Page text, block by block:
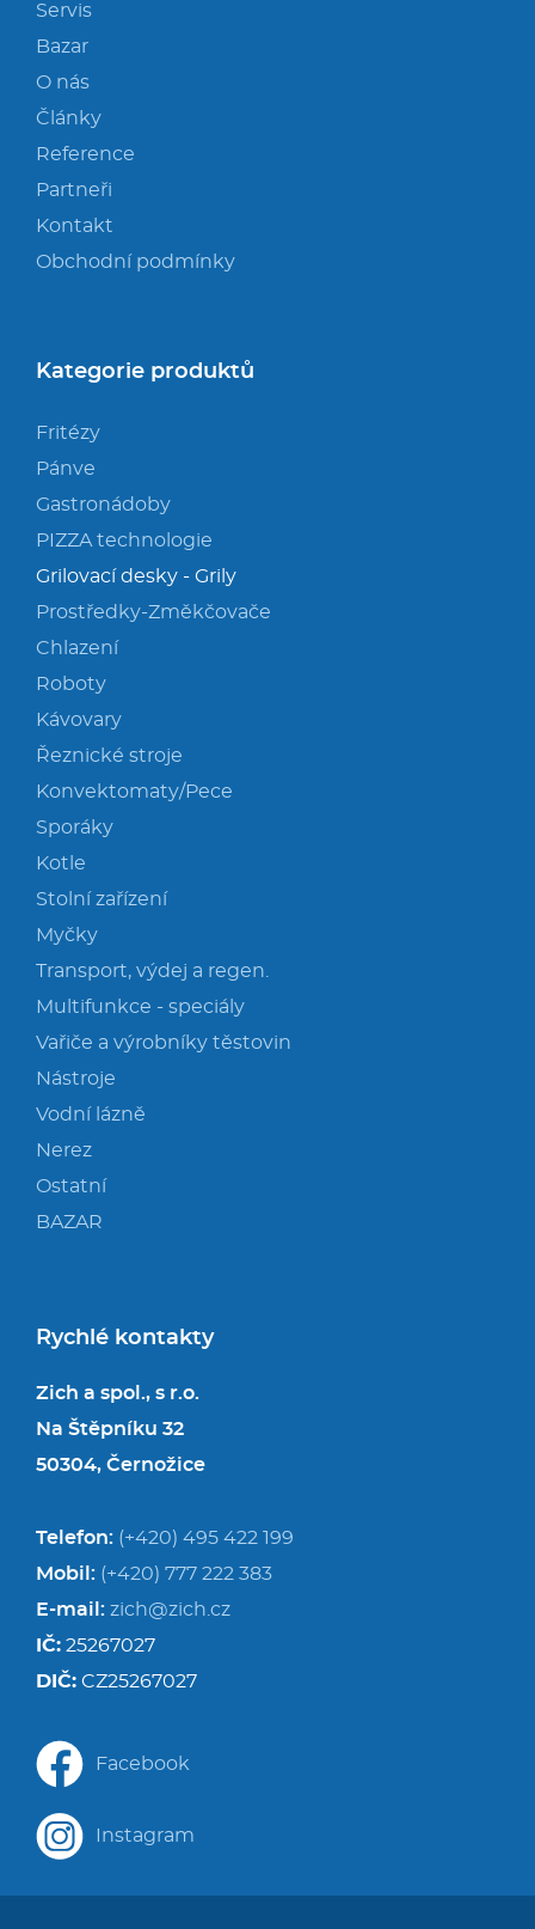
Servis
Bazar
O nás
Články
Reference
Partneři
Kontakt
Obchodní podmínky
Kategorie produktů
Fritézy
Pánve
Gastronádoby
PIZZA technologie
Grilovací desky - Grily
Prostředky-Změkčovače
Chlazení
Roboty
Kávovary
Řeznické stroje
Konvektomaty/Pece
Sporáky
Kotle
Stolní zařízení
Myčky
Transport, výdej a regen.
Multifunkce - speciály
Vařiče a výrobníky těstovin
Nástroje
Vodní lázně
Nerez
Ostatní
BAZAR
Rychlé kontakty
Zich a spol., s r.o.
Na Štěpníku 32
50304, Černožice
Telefon: (+420) 495 422 199
Mobil: (+420) 777 222 383
E-mail: zich@zich.cz
IČ: 25267027
DIČ: CZ25267027
Facebook
Instagram